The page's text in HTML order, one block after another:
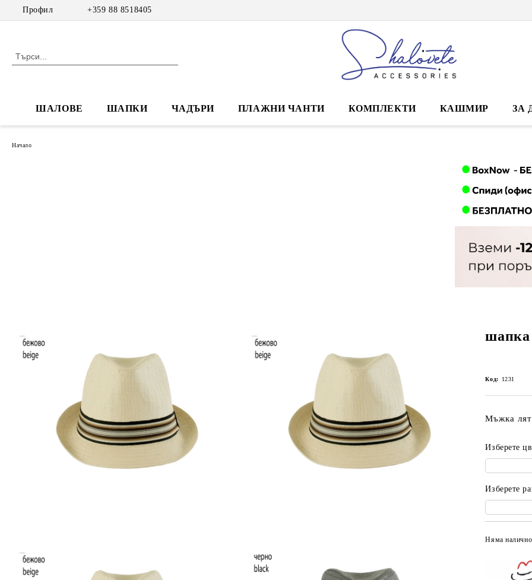
Профил +359 88 8518405
ШАЛОВЕ ШАПКИ ЧАДЪРИ ПЛАЖНИ ЧАНТИ КОМПЛЕКТИ КАШМИР ЗА
Начало
шапка
Код: 1231
Мъжка
Изберете
Изберете
Няма